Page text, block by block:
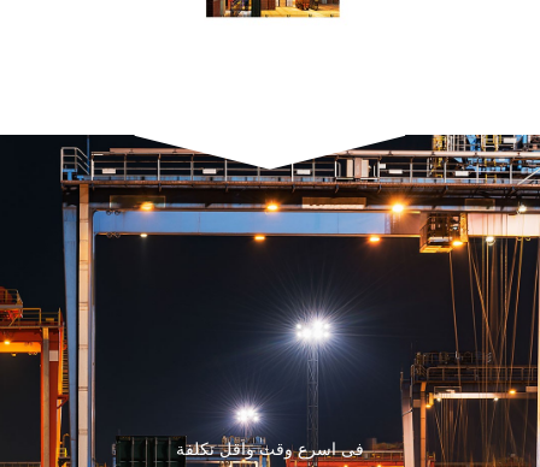
فى اسرع وقت واقل تكلفة